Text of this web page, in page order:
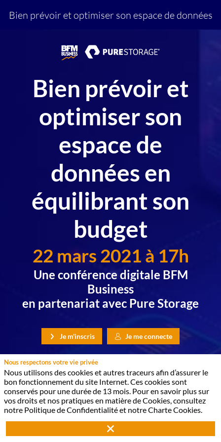
Bien prévoir et optimiser son espace de données
Bien prévoir et
optimiser son
espace de
données en
équilibrant son
budget
22 mars 2021 à 17h
Une conférence digitale BFM
Business
en partenariat avec Pure Storage
Je m'inscris Je me connecte
LES INTERVENANTS
HH AP
Nous respectons votre vie privée
Nous utilisons des cookies et autres traceurs afin d’assurer le
bon fonctionnement du site Internet. Ces cookies sont
conservés pour une durée de 13 mois. Pour en savoir plus sur
vos droits et nos pratiques en matière de Cookies, consultez
notre Politique de Confidentialité et notre Charte Cookies.